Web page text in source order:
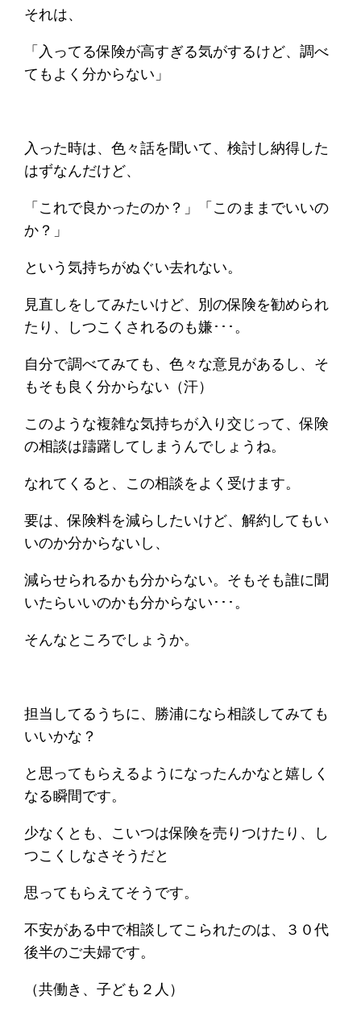
それは、
「入ってる保険が高すぎる気がするけど、調べ
てもよく分からない」
入った時は、色々話を聞いて、検討し納得した
はずなんだけど、
「これで良かったのか？」「このままでいいの
か？」
という気持ちがぬぐい去れない。
見直しをしてみたいけど、別の保険を勧められ
たり、しつこくされるのも嫌･･･。
自分で調べてみても、色々な意見があるし、そ
もそも良く分からない（汗）
このような複雑な気持ちが入り交じって、保険
の相談は躊躇してしまうんでしょうね。
なれてくると、この相談をよく受けます。
要は、保険料を減らしたいけど、解約してもい
いのか分からないし、
減らせられるかも分からない。そもそも誰に聞
いたらいいのかも分からない･･･。
そんなところでしょうか。
担当してるうちに、勝浦になら相談してみても
いいかな？
と思ってもらえるようになったんかなと嬉しく
なる瞬間です。
少なくとも、こいつは保険を売りつけたり、し
つこくしなさそうだと
思ってもらえてそうです。
不安がある中で相談してこられたのは、３０代
後半のご夫婦です。
（共働き、子ども２人）